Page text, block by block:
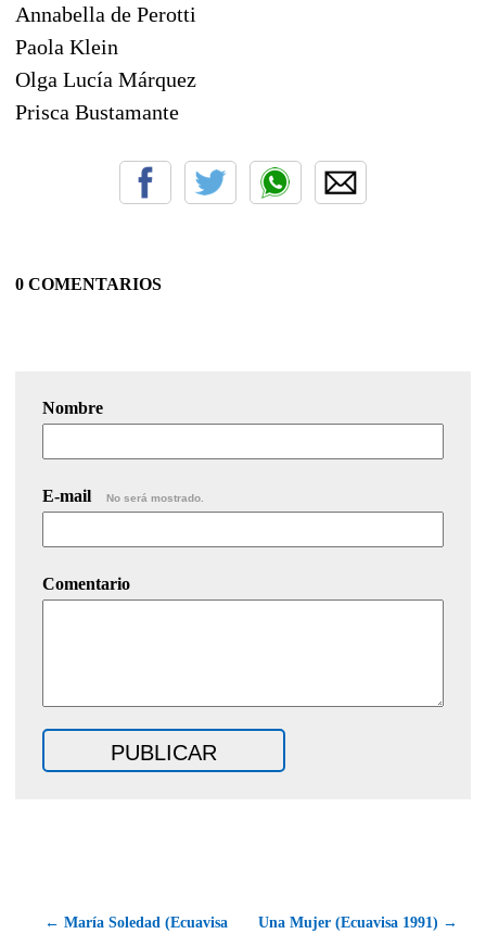
Annabella de Perotti
Paola Klein
Olga Lucía Márquez
Prisca Bustamante
0 COMENTARIOS
Nombre
E-mail No será mostrado.
Comentario
← María Soledad (Ecuavisa Una Mujer (Ecuavisa 1991) →